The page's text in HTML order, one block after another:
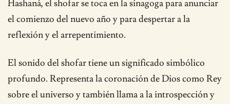
Hashaná, el shofar se toca en la sinagoga para anunciar
el comienzo del nuevo año y para despertar a la
reflexión y el arrepentimiento.
El sonido del shofar tiene un significado simbólico
profundo. Representa la coronación de Dios como Rey
sobre el universo y también llama a la introspección y